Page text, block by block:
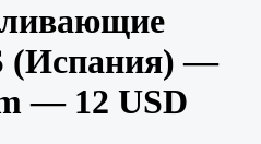
(Испания) —
— 12 USD